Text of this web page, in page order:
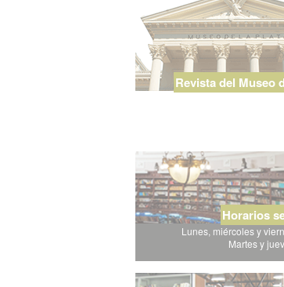
Revista del Museo
Horarios
Lunes, miércoles y
Martes y